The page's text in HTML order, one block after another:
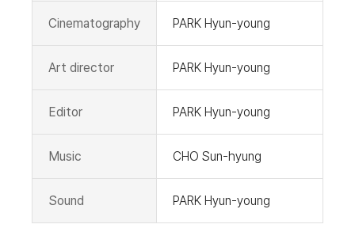
Cinematography PARK Hyun-young
Art director PARK Hyun-young
Editor PARK Hyun-young
Music CHO Sun-hyung
Sound PARK Hyun-young